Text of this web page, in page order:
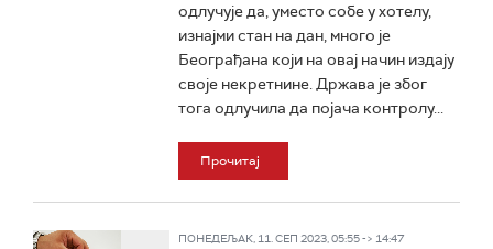
одлучује да, уместо собе у хотелу,
изнајми стан на дан, много је
Београђана који на овај начин издају
своје некретнине. Држава је због
тога одлучила да појача контролу...
Прочитај
ПОНЕДЕЉАК, 11. СЕП 2023, 05:55 -> 14:47